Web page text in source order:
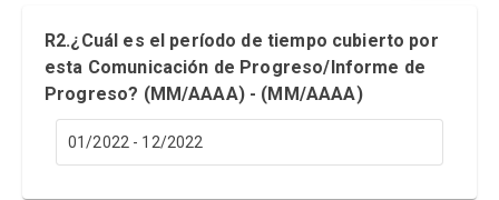
R2.¿Cuál es el período de tiempo cubierto por
esta Comunicación de Progreso/Informe de
Progreso? (MM/AAAA) - (MM/AAAA)
01/2022 - 12/2022